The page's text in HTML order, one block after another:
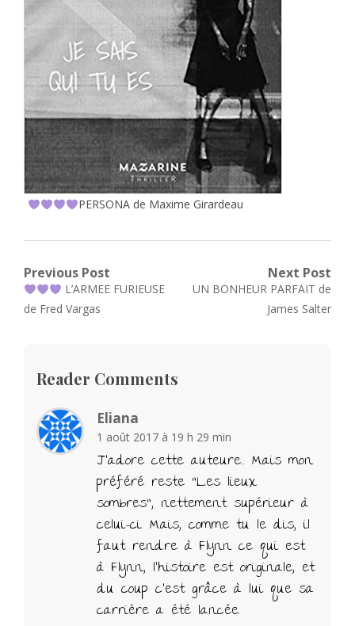
PERSONA de Maxime Girardeau
Navigation
de
Previous Post
Previous
post:
L’ARMEE FURIEUSE
de Fred Vargas
Next Post
Next
UN BONHEUR PARFAIT de
James Salter
Reader Comments
Eliana
1 août 2017 à 19 h 29 min
J'adore cette auteure… Mais mon
préféré reste "Les lieux
sombres", nettement supérieur à
celui-ci. Mais, comme tu le dis, il
faut rendre à Flynn ce qui est
à Flynn, l'histoire est originale, et
du coup c'est grâce à lui que sa
carrière a été lancée.